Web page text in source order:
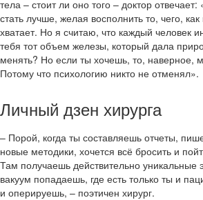
тела – стоит ли оно того – доктор
стать лучше, желая восполнить то, чего,
хватает. Но я считаю, что каждый человек
тебя тот объем железы, который дала
менять? Но если ты хочешь, то, наверное,
Потому что психологию никто не отменял».
Личный дзен хирурга
– Порой, когда ты составляешь отчеты,
новые методики, хочется всё бросить и
Там получаешь действительно уникальные
вакуум попадаешь, где есть только ты и
и оперируешь, – поэтичен хирург.